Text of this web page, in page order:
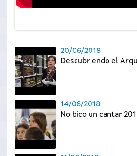
20/06/2018
Descubriendo el
14/06/2018
No bico un cantar